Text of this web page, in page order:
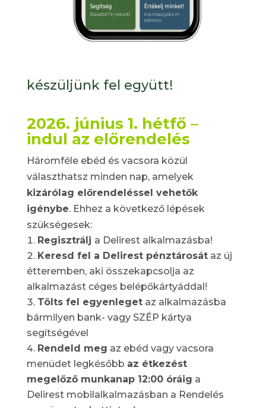
készüljünk fel együtt!
2026. június 1. hétfő –
indul az előrendelés
Háromféle ebéd és vacsora közül
választhatsz minden nap, amelyek
kizárólag előrendeléssel vehetők
igénybe. Ehhez a következő lépések
szükségesek:
Regisztrálj a Delirest alkalmazásba!
Keresd fel a Delirest pénztárosátaz új
étteremben, aki összekapcsolja az
alkalmazást céges belépőkártyáddal!
Tölts fel egyenlegetaz alkalmazásba
bármilyen bank- vagy SZÉP kártya
segítségével
Rendeld meg az ebéd vagy vacsora
menüdet legkésőbb az étkezést
megelőző munkanap 12:00 óráig a
Delirest mobilalkalmazásban a Rendelés